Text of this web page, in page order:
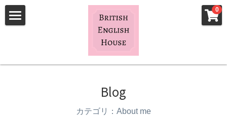
0
ディクション 歌の発音
Blog
カテゴリ：About me
×
ストアカテゴリー ×
ブログカテゴリー